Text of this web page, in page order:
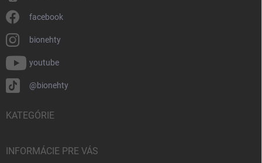
facebook
bionehty
youtube
@bionehty
KATEGÓRIE
INFORMÁCIE PRE VÁS